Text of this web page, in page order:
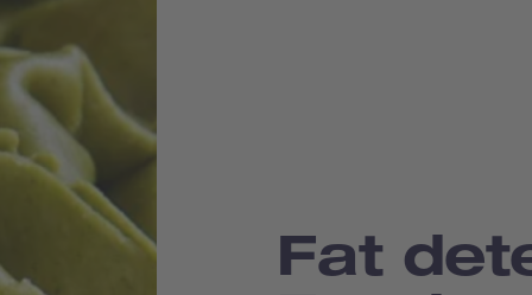
Fat